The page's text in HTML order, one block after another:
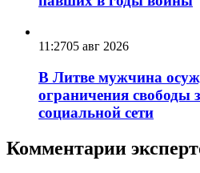
11:2705 авг 2026
В Литве мужчина
ограничения свободы
социальной сети
Комментарии